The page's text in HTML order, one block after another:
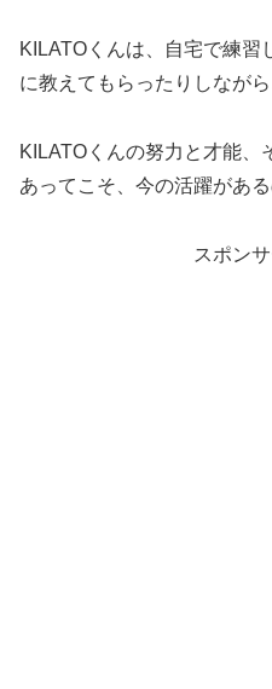
KILATOくんは、自宅で練習
に教えてもらったりしなが
KILATOくんの努力と才能、
あってこそ、今の活躍がある
スポン